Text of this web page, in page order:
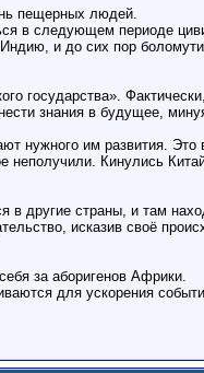
пещерных людей.
в следующем периоде
и до сих пор
государства».
знания в будущее,
нужного им развития.
Кинулись
в другие страны, и там
исказив своё
за аборигенов Африки.
для ускорения